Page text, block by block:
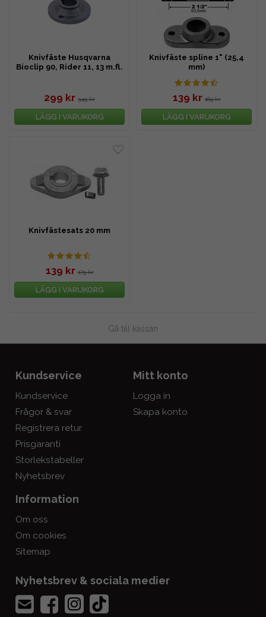
Knivfäste Husqvarna
Bioclip 90, Rider 11, 13 m.fl.
299 kr 349 kr
LÄGG I VARUKORG
Knivfäste spline 1" (25,4
mm)
139 kr 169 kr
LÄGG I VARUKORG
Knivfästesats 20 mm
139 kr 179 kr
LÄGG I VARUKORG
Gå till kassan
Kundservice
Kundservice
Frågor & svar
Registrera retur
Prisgaranti
Storlekstabeller
Nyhetsbrev
Mitt konto
Logga in
Skapa konto
Information
Om oss
Om cookies
Sitemap
Nyhetsbrev & sociala medier